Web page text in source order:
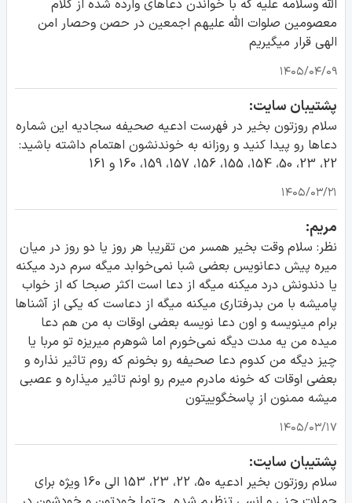
الله وسلامه علیه که با خواندن دعاهای وارده شده از کلام
معصومین صلوات الله علیهم اجمعین در حصن وحصار امن
الهی قرار میگیریم
۱۴۰۵/۰۴/۰۹
پشتیبان سایت:
سلام روزتون بخیر در فهرست ادعیه صحیفه سجادیه این شماره
دعاها رو پیدا کنید و روزانه به خوندنشون اهتمام داشته باشید:
22، 23، 50، 154، 155، 156، 157، 159، 160 و 161
۱۴۰۵/۰۳/۲۱
مریم:
نظر: سلام وقت بخیر همسر من تقریبا هر روز یا دو روز در میان
میره پیش دعانویس بعضی شبا نمی‌خوابد میگه سرم درد میکنه
یا دندونش درد میکنه میگه از دعا است اکثر صبحا که از خواب
پامیشه با من بدرفتاری میکنه میگه از دعاست که یکی از آشناها
برام مینویسه و اون دعا نویسه بعضی اوقات به من هم دعا
میده من یه مدت دیگه نمی‌خورم اما شوهرم میریزه تو مربا یا
چیز دیگه من کدوم دعا صحیفه رو بخونم که روم تاثیر نذاره و
بعضی اوقات که خونه مادرم میرم رو اونم تاثیر میذاره و عصبی
میشه ممنون از پاسخگوییتون
۱۴۰۵/۰۳/۱۷
پشتیبان سایت:
سلام روزتون بخیر ادعیه 50، 22، 23، 153 الی 160 ویژه برای